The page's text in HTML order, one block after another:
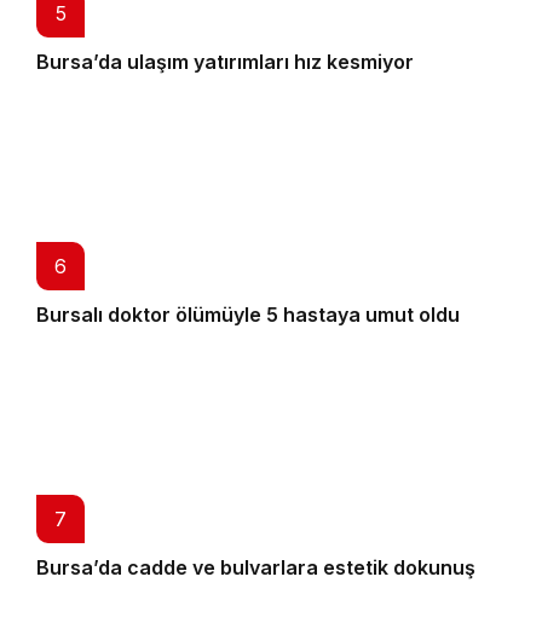
5
Bursa’da ulaşım yatırımları hız kesmiyor
6
Bursalı doktor ölümüyle 5 hastaya umut oldu
7
Bursa’da cadde ve bulvarlara estetik dokunuş